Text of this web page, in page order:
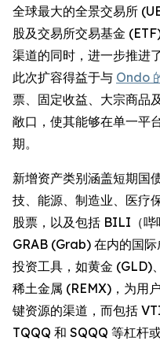
全球最大的全景交易所
股及交易所交易基金
渠道的同时，进一步推进
此次扩容得益于与 Ondo
票、固定收益、大宗商品
敞口，使其能够在单一平
期。
新增资产类别涵盖短期国
技、能源、制造业、医疗
股票，以及包括 BILI（哔
GRAB (Grab) 在内的国
投资工具，如黄金 (GLD)
稀土金属 (REMX)，为用
键资源的渠道，而包括
TQQQ 和 SQQQ 等杠杆